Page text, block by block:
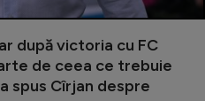
după victoria cu FC
de ceea ce trebuie
spus Cîrjan despre